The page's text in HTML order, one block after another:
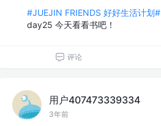
#JUEJIN FRIENDS 好好生活计划#
day25 今天看看书吧！
评论
用户407473339334
3年前